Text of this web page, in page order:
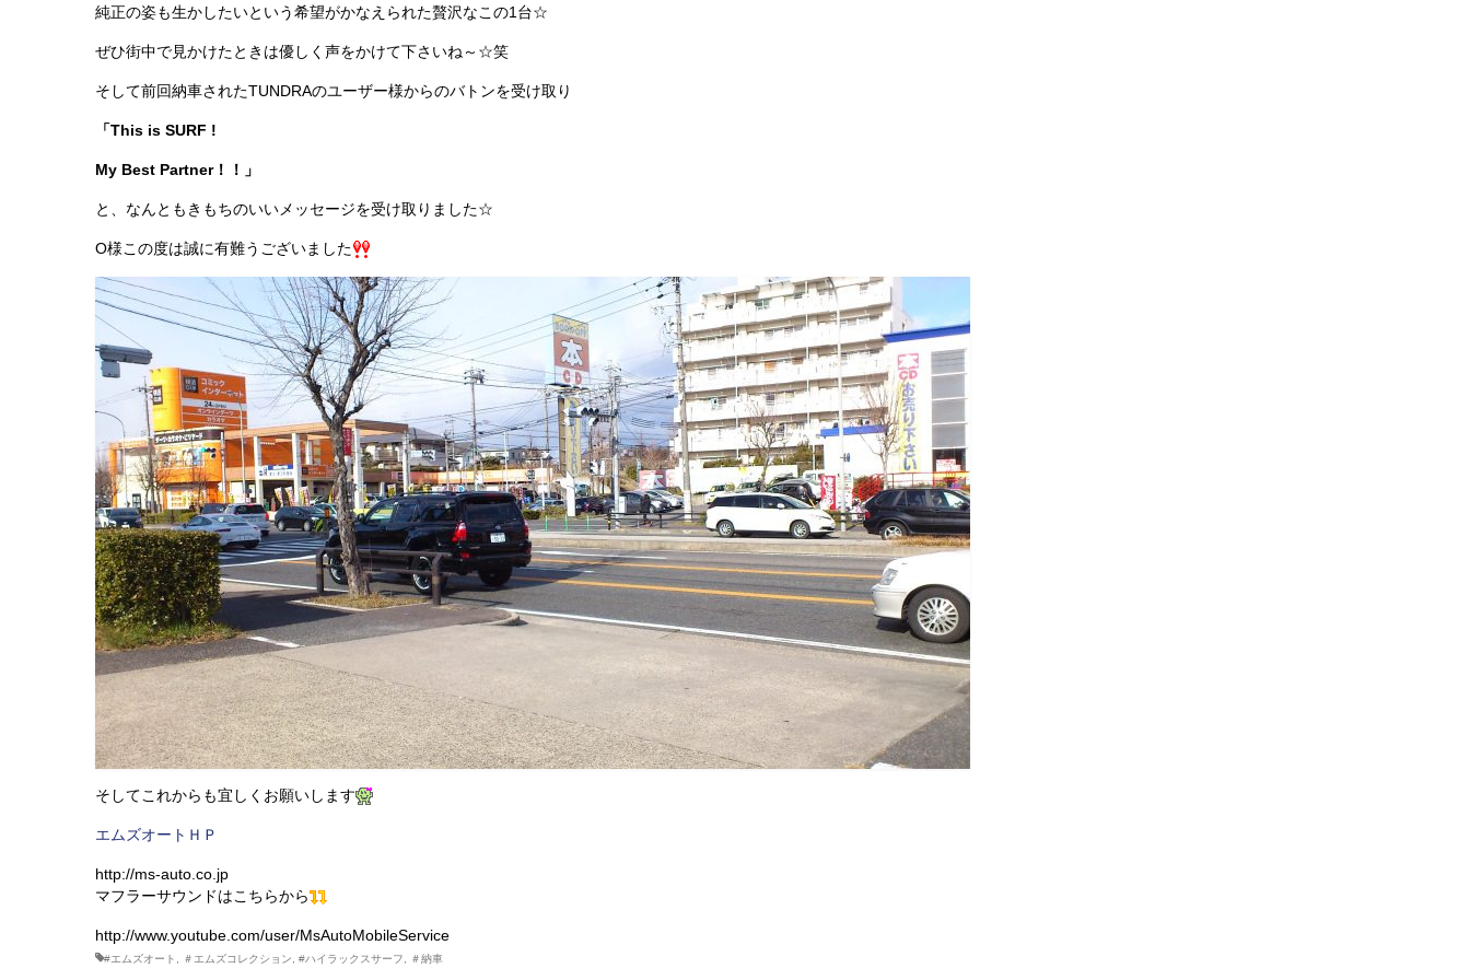
純正の姿も生かしたいという希望がかなえられた贅沢なこの1台☆
ぜひ街中で見かけたときは優しく声をかけて下さいね～☆笑
そして前回納車されたTUNDRAのユーザー様からのバトンを受け取り
「This is SURF !
My Best Partner！！」
と、なんともきもちのいいメッセージを受け取りました☆
O様この度は誠に有難うございました
そしてこれからも宜しくお願いします
エムズオートＨＰ
http://ms-auto.co.jp
マフラーサウンドはこちらから
http://www.youtube.com/user/MsAutoMobileService
#エムズオート ＃エムズコレクション #ハイラックスサーフ ＃納車